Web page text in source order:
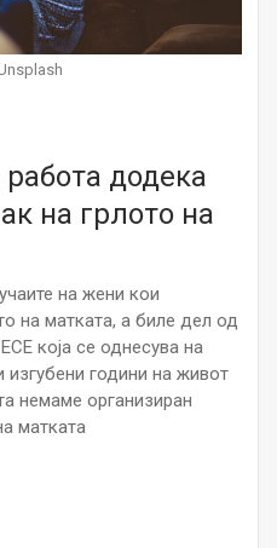
додека
на грлото на
на жени кои
на матката, а биле дел од
која се однесува на
години на живот
немаме организиран
матката